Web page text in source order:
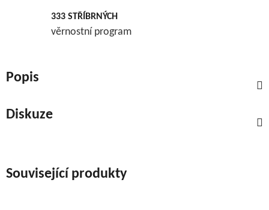
333 STŘÍBRNÝCH
věrnostní program
Popis
Diskuze
Související produkty